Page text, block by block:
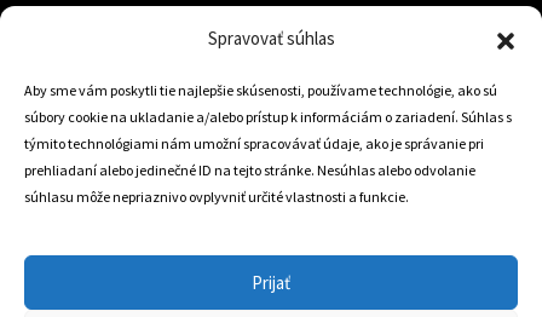
Spravovať súhlas
Aby sme vám poskytli tie najlepšie skúsenosti, používame technológie, ako sú
súbory cookie na ukladanie a/alebo prístup k informáciám o zariadení. Súhlas s
týmito technológiami nám umožní spracovávať údaje, ako je správanie pri
prehliadaní alebo jedinečné ID na tejto stránke. Nesúhlas alebo odvolanie
súhlasu môže nepriaznivo ovplyvniť určité vlastnosti a funkcie.
Prijať
Trstená 02801
+421 905 806 234